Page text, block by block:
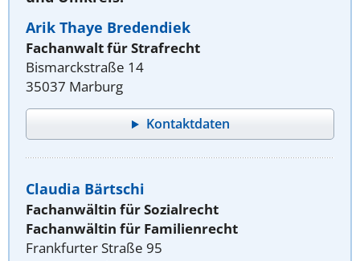
Arik Thaye Bredendiek
Fachanwalt für Strafrecht
Bismarckstraße 14
35037 Marburg
Kontaktdaten
Claudia Bärtschi
Fachanwältin für Sozialrecht
Fachanwältin für Familienrecht
Frankfurter Straße 95